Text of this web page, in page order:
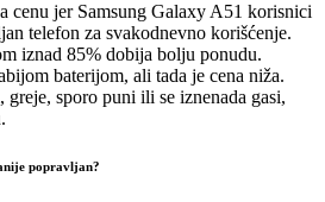
cenu jer Samsung Galaxy A51 korisnici
telefon za svakodnevno korišćenje.
iznad 85% dobija bolju ponudu.
baterijom, ali tada je cena niža.
sporo puni ili se iznenada gasi,
popravljan?